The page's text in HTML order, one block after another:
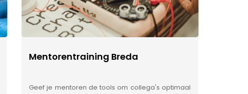
Mentorentraining Breda
Geef je mentoren de tools om collega's optimaal